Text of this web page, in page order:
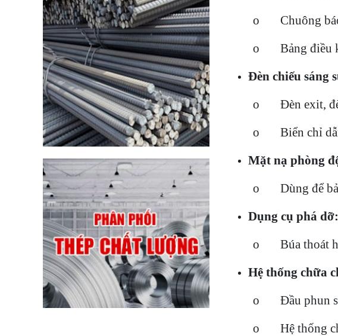
o Chuông báo
o Bảng điều
Đèn chiếu sáng
o Đèn exit,
o Biển chỉ
Mặt nạ phòng
o Dùng để bảo
Dụng cụ phá dỡ:
o Búa thoát
Hệ thống chữa
o Đầu phun
o Hệ thống